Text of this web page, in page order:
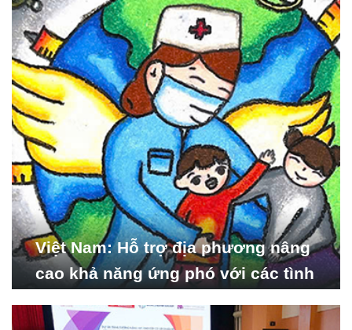
hội_ISDS)
Việt Nam: Hỗ trợ địa phương nâng
cao khả năng ứng phó với các tình